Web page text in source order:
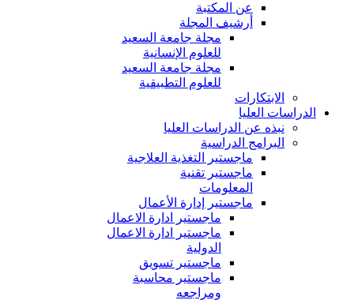
عن المكتبة
أرشيف المجلة
مجلة جامعة السعيد
للعلوم الإنسانية
مجلة جامعة السعيد
للعلوم التطبيقية
الابتكارات
الدراسات العليا
نبذه عن الدراسات العليا
البرامج الدراسية
ماجستير التغذية العلاجية
ماجستير تقنية
المعلومات
ماجستير إدارة الأعمال
ماجستير ادارة الاعمال
ماجستير ادارة الاعمال
الدولية
ماجستير تسويق
ماجستير محاسبة
ومراجعه